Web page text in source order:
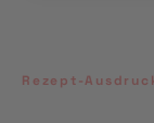
Rezept-